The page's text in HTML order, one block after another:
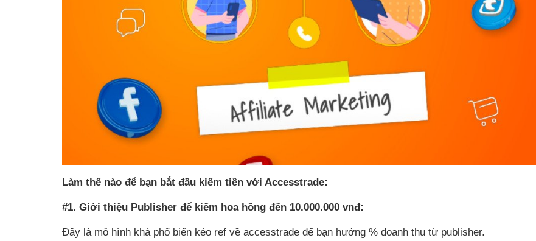
Làm thế nào để bạn bắt đầu kiếm tiền với Accesstrade:
#1. Giới thiệu Publisher để kiếm hoa hồng đến 10.000.000 vnđ:
Đây là mô hình khá phổ biến kéo ref về accesstrade để bạn hưởng % doanh thu từ publisher.